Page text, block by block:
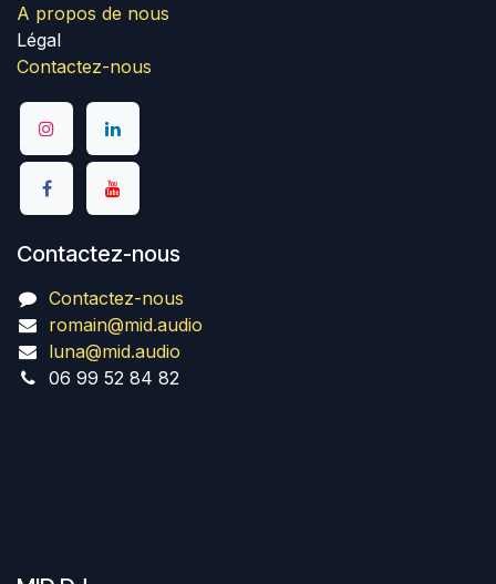
A propos de nous
Légal
Contactez-nous
Contactez-nous
Contactez-nous
romain@mid.audio
luna@mid.audio
06 99 52 84 82